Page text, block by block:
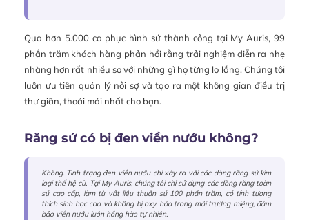
Qua hơn 5.000 ca phục hình sứ thành công tại My Auris, 99
phần trăm khách hàng phản hồi rằng trải nghiệm diễn ra nhẹ
nhàng hơn rất nhiều so với những gì họ từng lo lắng. Chúng tôi
luôn ưu tiên quản lý nỗi sợ và tạo ra một không gian điều trị
thư giãn, thoải mái nhất cho bạn.
Răng sứ có bị đen viền nướu không?
Không. Tình trạng đen viền nướu chỉ xảy ra với các dòng răng sứ kim
loại thế hệ cũ. Tại My Auris, chúng tôi chỉ sử dụng các dòng răng toàn
sứ cao cấp, làm từ vật liệu thuần sứ 100 phần trăm, có tính tương
thích sinh học cao và không bị oxy hóa trong môi trường miệng, đảm
bảo viền nướu luôn hồng hào tự nhiên.